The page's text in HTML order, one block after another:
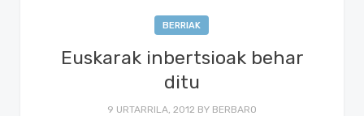
BERRIAK
Euskarak inbertsioak behar
ditu
9 URTARRILA, 2012 BY BERBARO